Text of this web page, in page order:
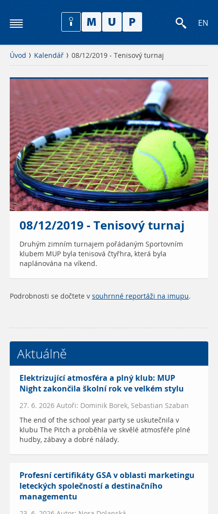
EN
Úvod Kalendář 08/12/2019 - Tenisový turnaj
08/12/2019 - Tenisový turnaj
Druhým zimním turnajem pořádaným Sportovním
klubem MUP byla tenisová čtyřhra, která byla
naplánována na víkend.
Podrobnosti se dočtete v souhrnné reportáži na imupu.
Aktuálně
Elektrizující atmosféra a plný klub: MUP
Night zakončila školní rok ve velkém stylu
27. 6. 2026 Autoři: Dominik Borek, Sebastian Szaban
The end of the school year party se uskutečnila v
klubu The Pitch a proběhla ve skvělé atmosféře plné
hudby, zábavy a dobré nálady.
Profesní certifikáty GSA v oblasti marketingu
leteckých společností a destinačního
managementu